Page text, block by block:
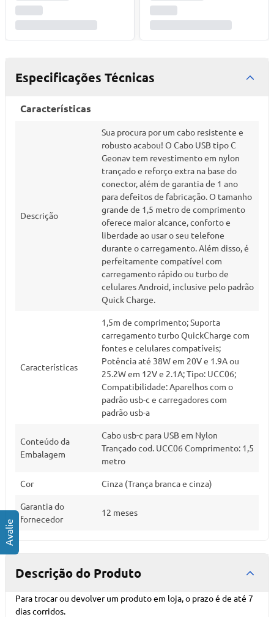
Especificações Técnicas
Características
Descrição
Sua procura por um cabo resistente e
robusto acabou! O Cabo USB tipo C
Geonav tem revestimento em nylon
trançado e reforço extra na base do
conector, além de garantia de 1 ano
para defeitos de fabricação. O tamanho
grande de 1,5 metro de comprimento
oferece maior alcance, conforto e
liberdade ao usar o seu telefone
durante o carregamento. Além disso, é
perfeitamente compatível com
carregamento rápido ou turbo de
celulares Android, inclusive pelo padrão
Quick Charge.
Características
1,5m de comprimento; Suporta
carregamento turbo QuickCharge com
fontes e celulares compatíveis;
Potência até 38W em 20V e 1.9A ou
25.2W em 12V e 2.1A; Tipo: UCC06;
Compatibilidade: Aparelhos com o
padrão usb-c e carregadores com
padrão usb-a
Conteúdo da
Embalagem
Cabo usb-c para USB em Nylon
Trançado cod. UCC06 Comprimento: 1,5
metro
Cor Cinza (Trança branca e cinza)
Garantia do
fornecedor
12 meses
Descrição do Produto
Para trocar ou devolver um produto em loja, o prazo é de até 7
dias corridos.